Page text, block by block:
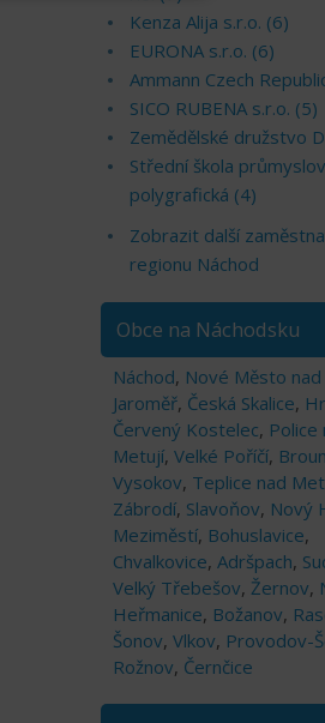
Kenza Alija s.r.o. (6)
EURONA s.r.o. (6)
Ammann Czech
SICO RUBENA s.r.o. (5)
Zemědělské družstvo
Střední škola
polygrafická (4)
Zobrazit další
regionu Náchod
Obce na Náchodsku
Náchod, Nové Město
Jaroměř, Česká Skalice,
Červený Kostelec, Police
Metují, Velké Poříčí,
Vysokov, Teplice nad
Zábrodí, Slavoňov, Nový
Meziměstí, Bohuslavice,
Chvalkovice, Adršpach,
Velký Třebešov, Žernov,
Heřmanice, Božanov,
Šonov, Vlkov, Provodov-
Rožnov, Černčice